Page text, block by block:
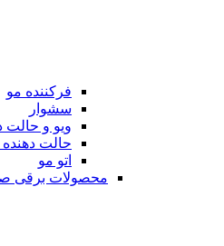
فرکننده مو
سشوار
ویو و حالت
حالت دهنده
اتو مو
محصولات برقی